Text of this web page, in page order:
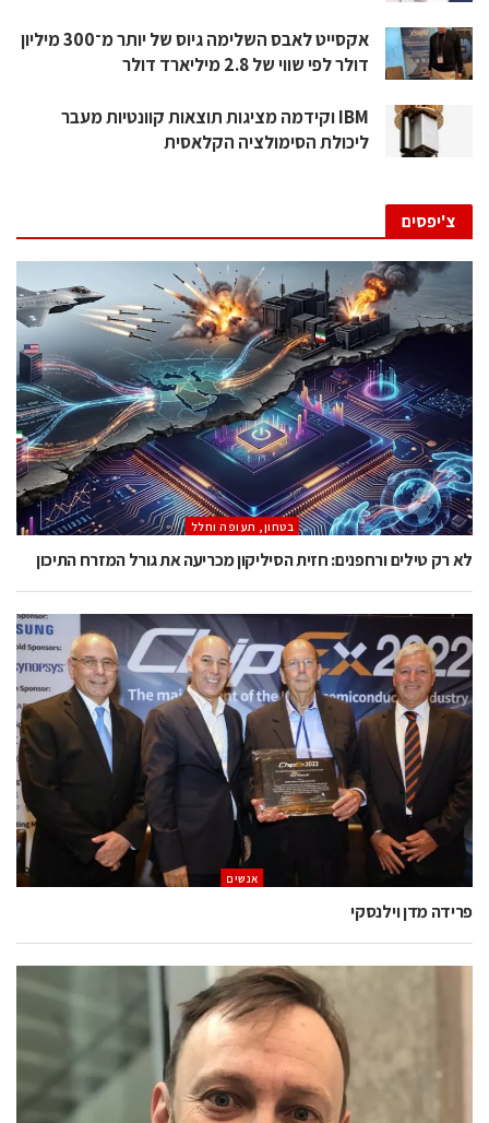
אקסייט לאבס השלימה גיוס של יותר מ־300 מיליון
דולר לפי שווי של 2.8 מיליארד דולר
IBM וקידמה מציגות תוצאות קוונטיות מעבר
ליכולת הסימולציה הקלאסית
צ'יפסים
בטחון, תעופה וחלל
לא רק טילים ורחפנים: חזית הסיליקון מכריעה את גורל המזרח התיכון
אנשים
פרידה מדן וילנסקי